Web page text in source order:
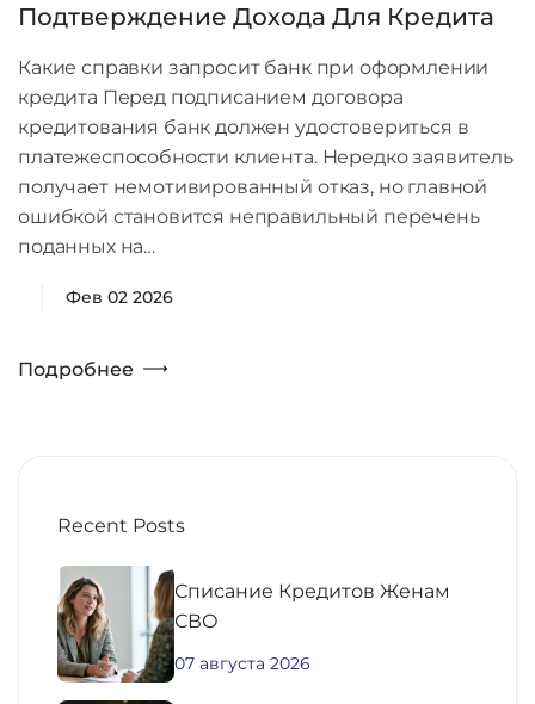
Подтверждение Дохода Для Кредита
Какие справки запросит банк при оформлении
кредита Перед подписанием договора
кредитования банк должен удостовериться в
платежеспособности клиента. Нередко заявитель
получает немотивированный отказ, но главной
ошибкой становится неправильный перечень
поданных на…
Фев 02 2026
Подробнее
Recent Posts
Списание Кредитов Женам
СВО
07 августа 2026